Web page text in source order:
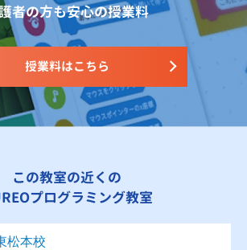
者の方も安心の授業料
授業料はこちら
この教室の近くの
プログラミング教室
松本校